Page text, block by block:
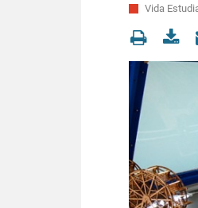
Vida